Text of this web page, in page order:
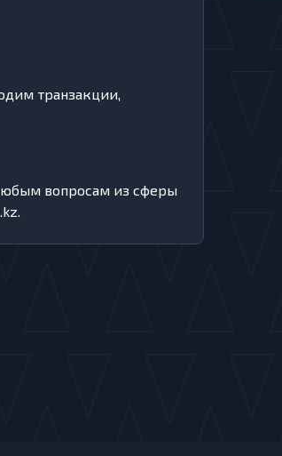
транзакции,
вопросам из сферы
.